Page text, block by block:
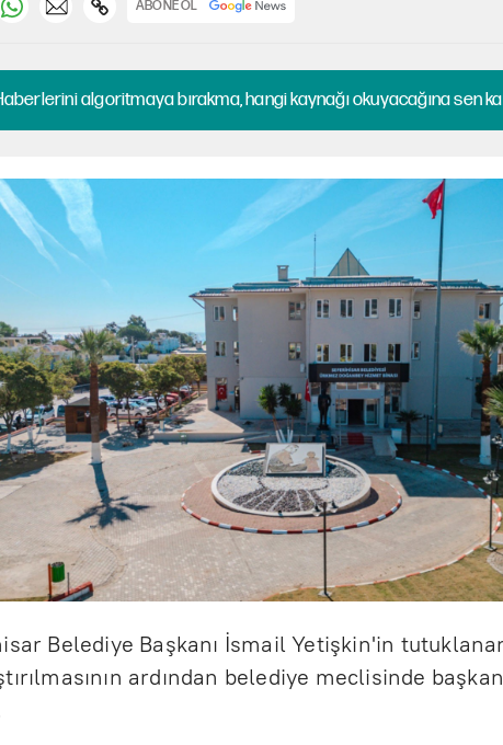
ABONE OL
algoritmaya bırakma, hangi kaynağı okuyacağına sen
Belediye Başkanı İsmail Yetişkin'in
ardından belediye meclisinde